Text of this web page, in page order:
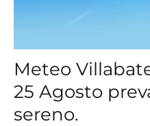
Meteo
25 Agosto
sereno.